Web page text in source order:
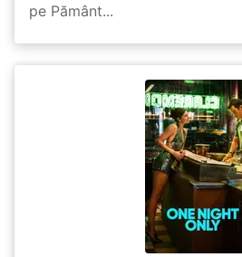
pe Pământ...